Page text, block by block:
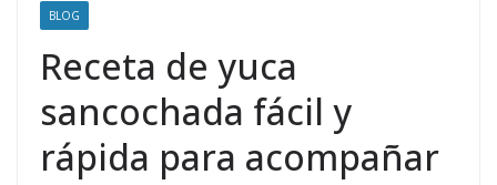
BLOG
Receta de yuca
sancochada fácil y
rápida para acompañar